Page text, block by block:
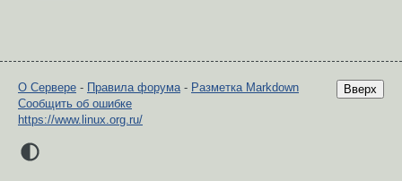
Вверх
О Сервере - Правила форума- Разметка Markdown
Сообщить об ошибке
https://www.linux.org.ru/